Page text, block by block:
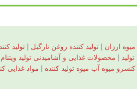
ارزان | تولید کننده روغن نارگیل | تولید
| محصولات غذایی و آشامیدنی تولید ویتنام
میوه آب میوه تولید کننده | مواد غذایی